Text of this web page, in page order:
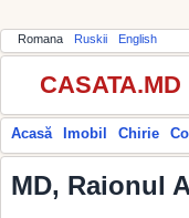
Romana Ruskii English
CASATA.MD
Acasă Imobil Chirie
MD, Raionul